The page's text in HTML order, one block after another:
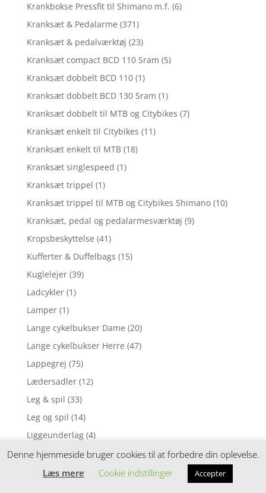
Krankbokse Pressfit til Shimano m.f. (6)
Kranksæt & Pedalarme (371)
Kranksæt & pedalværktøj (23)
Kranksæt compact BCD 110 Sram (5)
Kranksæt dobbelt BCD 110 (1)
Kranksæt dobbelt BCD 130 Sram (1)
Kranksæt dobbelt til MTB og Citybikes (7)
Kranksæt enkelt til Citybikes (11)
Kranksæt enkelt til MTB (18)
Kranksæt singlespeed (1)
Kranksæt trippel (1)
Kranksæt trippel til MTB og Citybikes Shimano (10)
Kranksæt, pedal og pedalarmesværktøj (9)
Kropsbeskyttelse (41)
Kufferter & Duffelbags (15)
Kuglelejer (39)
Ladcykler (1)
Lamper (1)
Lange cykelbukser Dame (20)
Lange cykelbukser Herre (47)
Lappegrej (75)
Lædersadler (12)
Leg & spil (33)
Leg og spil (14)
Liggeunderlag (4)
Lommelygter (1)
Lommelygter & pandelamper (7)
Denne hjemmeside bruger cookies til at forbedre din oplevelse.
Læs mere
Cookie indstillinger Accepter